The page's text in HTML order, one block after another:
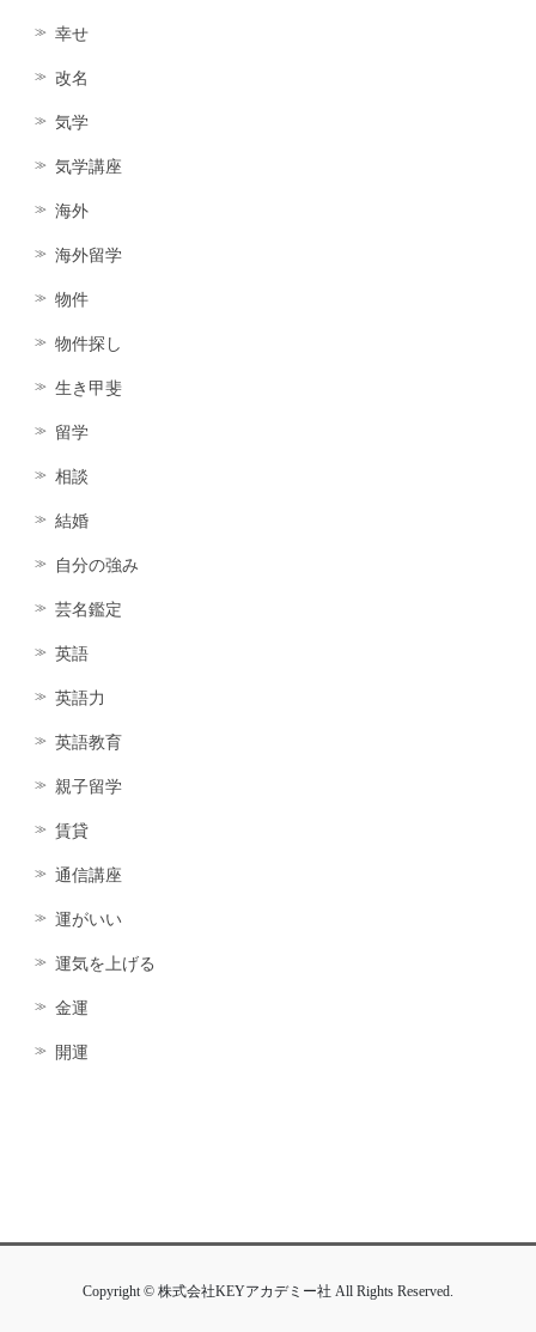
幸せ
改名
気学
気学講座
海外
海外留学
物件
物件探し
生き甲斐
留学
相談
結婚
自分の強み
芸名鑑定
英語
英語力
英語教育
親子留学
賃貸
通信講座
運がいい
運気を上げる
金運
開運
Copyright © 株式会社KEYアカデミー社 All Rights Reserved.